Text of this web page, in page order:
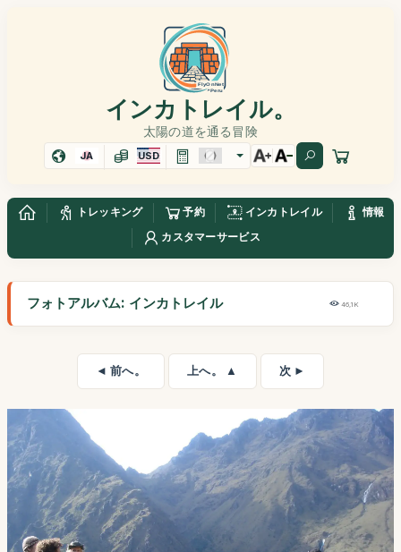
インカトレイル。
太陽の道を通る冒険
JA USD
トレッキング 予約 インカトレイル
情報
カスタマーサービス
フォトアルバム: インカトレイル 46,1K
◄ 前へ。 上へ。 ▲ 次 ►